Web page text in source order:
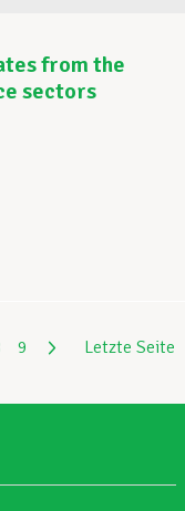
from the
sectors
9 Letzte Seite